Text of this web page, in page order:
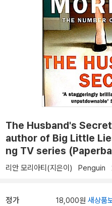
The Husband's
author of Big Little
ng TV series
리안 모리아티(지은이) Penguin
정가 18,000원 새상품